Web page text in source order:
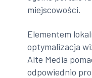
miejscowości.
Elementem
optymalizacja
Alte Media
odpowiednio